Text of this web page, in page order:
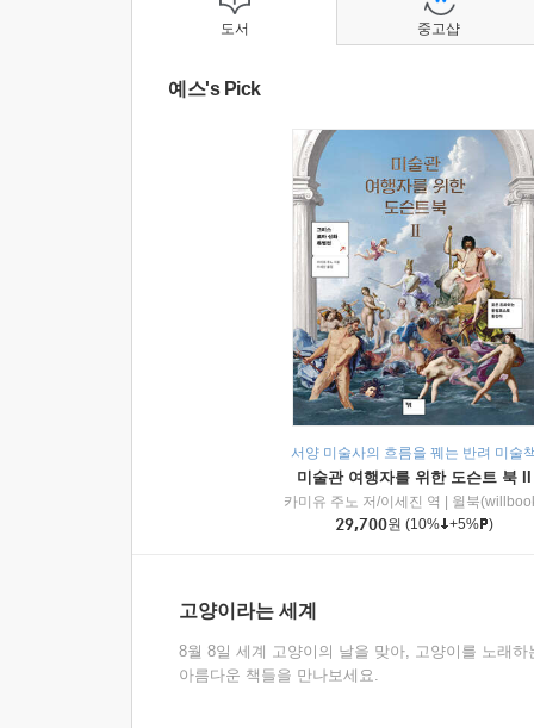
도서
예스's Pick
서양 미술사의 흐름을 꿰는 반려 미술
미술관 여행자를 위한 도슨트 북 II
카미유 주노 저/이세진 역
윌북
29,700원 (10% +5% )
고양이라는 세계
8월 8일 세계 고양이의 날을 맞아, 고양이를 노래하
아름다운 책들을 만나보세요.
중고샵